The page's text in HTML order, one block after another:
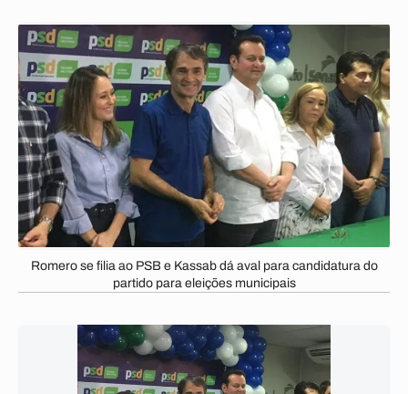
Romero se filia ao PSB e Kassab dá aval para candidatura do
partido para eleições municipais